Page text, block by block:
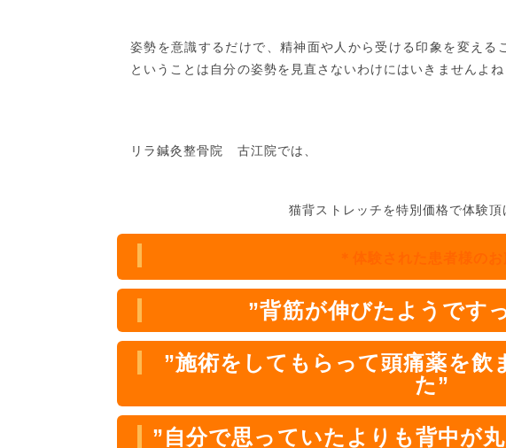
姿勢を意識するだけで、精神面や人から受ける印象を変える
ということは自分の姿勢を見直さないわけにはいきませんよね
リラ鍼灸整骨院 古江院では、
猫背ストレッチを特別価格で体験頂
”背筋が伸びたようです
”施術をしてもらって頭痛薬を飲
た”
”自分で思っていたよりも背中が